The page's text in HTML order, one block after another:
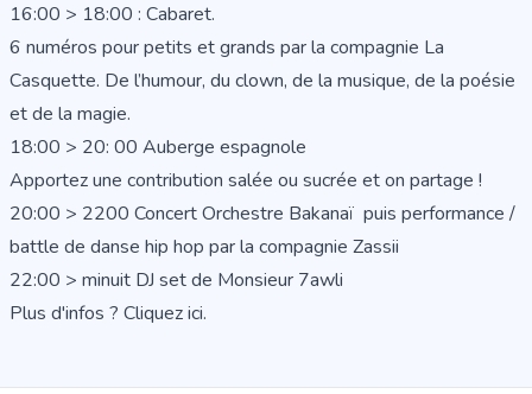
16:00 > 18:00 : Cabaret.
6 numéros pour petits et grands par la compagnie La
Casquette. De l’humour, du clown, de la musique, de la poésie
et de la magie.
18:00 > 20: 00 Auberge espagnole
Apportez une contribution salée ou sucrée et on partage !
20:00 > 2200 Concert Orchestre Bakanaï puis performance /
battle de danse hip hop par la compagnie Zassii
22:00 > minuit DJ set de Monsieur 7awli
Plus d'infos ? Cliquez ici.